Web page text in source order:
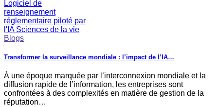
Blogs
Transformer la surveillance mondiale : l’impact de l’IA…
À une époque marquée par l’interconnexion mondiale et la
diffusion rapide de l’information, les entreprises sont
confrontées à des complexités en matière de gestion de la
réputation…